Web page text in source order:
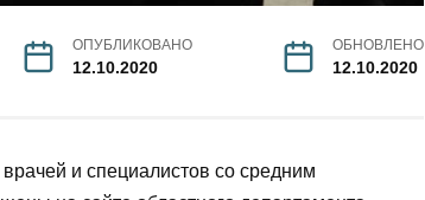
ОПУБЛИКОВАНО
12.10.2020
ОБНОВЛЕНО
12.10.2020
и специалистов со средним